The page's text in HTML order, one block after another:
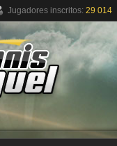
Jugadores inscritos: 29 014